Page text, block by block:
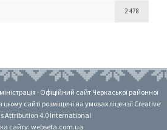
2 478
· Офіційний сайт Черкаської районної
цьому сайті розміщені на умовах ліцензії Creative
Attribution 4.0 International
сайту: webseta.com.ua